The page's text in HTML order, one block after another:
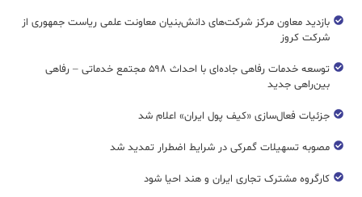
بازدید معاون مرکز شرکت‌های دانش‌بنیان معاونت علمی ریاست جمهوری از
شرکت کروز
توسعه خدمات رفاهی جاده‌ای با احداث ۵۹۸ مجتمع خدماتی – رفاهی
بین‌راهی جدید
جزئیات فعال‌سازی «کیف پول ایران» اعلام شد
مصوبه تسهیلات گمرکی در شرایط اضطرار تمدید شد
کارگروه مشترک تجاری ایران و هند احیا شود